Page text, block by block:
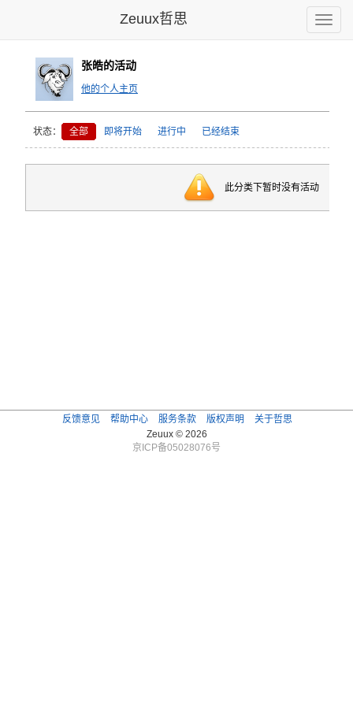
Toggle
Zeuux哲思
张皓的活动
他的个人主页
状态： 全部 即将开始 进行中 已经结束
此分类下暂时没有活动
反馈意见 帮助中心 服务条款 版权声明
关于哲思
Zeuux © 2026
京ICP备05028076号